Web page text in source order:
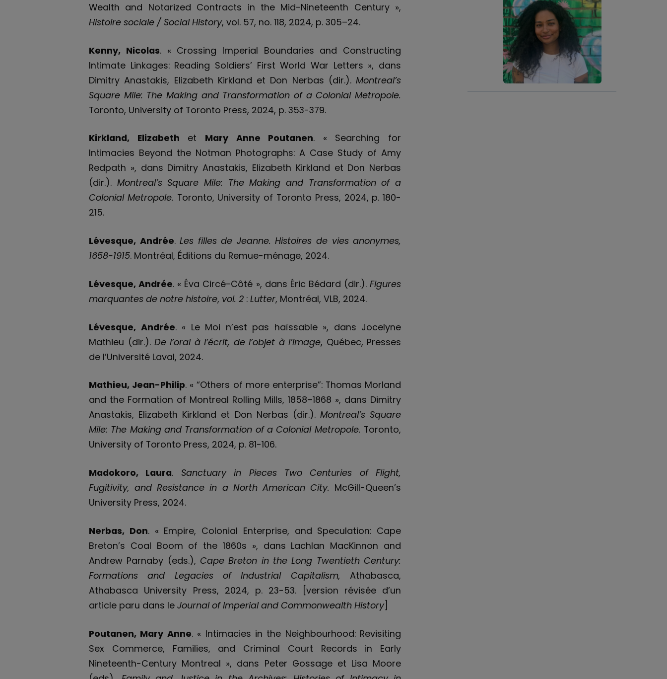
Wealth and Notarized Contracts in the Mid-Nineteenth Century »,
Histoire sociale / Social History, vol. 57, no. 118, 2024, p. 305–24.
Kenny, Nicolas. « Crossing Imperial Boundaries and Constructing
Intimate Linkages: Reading Soldiers’ First World War Letters », dans
Dimitry Anastakis, Elizabeth Kirkland et Don Nerbas (dir.).Montreal’s
Square Mile: The Making and Transformation of a Colonial Metropole.
Toronto, University of Toronto Press, 2024, p. 353-379.
Kirkland, Elizabeth et Mary Anne Poutanen. « Searching for
Intimacies Beyond the Notman Photographs: A Case Study of Amy
Redpath », dans Dimitry Anastakis, Elizabeth Kirkland et Don Nerbas
(dir.). Montreal’s Square Mile: The Making and Transformation of a
Colonial Metropole. Toronto, University of Toronto Press, 2024, p. 180-
215.
Lévesque, Andrée.Les filles de Jeanne. Histoires de vies anonymes,
1658-1915. Montréal, Éditions du Remue-ménage, 2024.
Lévesque, Andrée. « Éva Circé-Côté », dans Éric Bédard (dir.).Figures
marquantes de notre histoire, vol. 2 :Lutter, Montréal, VLB, 2024.
Lévesque, Andrée. « Le Moi n’est pas haïssable », dans Jocelyne
Mathieu (dir.). De l’oral à l’écrit, de l’objet à l’image, Québec, Presses
de l’Université Laval, 2024.
Mathieu, Jean-Philip. « “Others of more enterprise”: Thomas Morland
and the Formation of Montreal Rolling Mills, 1858–1868 », dans Dimitry
Anastakis, Elizabeth Kirkland et Don Nerbas (dir.). Montreal’s Square
Mile: The Making and Transformation of a Colonial Metropole. Toronto,
University of Toronto Press, 2024, p. 81-106.
Madokoro, Laura. Sanctuary in Pieces Two Centuries of Flight,
Fugitivity, and Resistance in a North American City. McGill-Queen’s
University Press, 2024.
Nerbas, Don. « Empire, Colonial Enterprise, and Speculation: Cape
Breton’s Coal Boom of the 1860s », dans Lachlan MacKinnon and
Andrew Parnaby (eds.), Cape Breton in the Long Twentieth Century:
Formations and Legacies of Industrial Capitalism,Athabasca,
Athabasca University Press, 2024, p. 23-53. [version révisée d’un
article paru dans leJournal of Imperial and Commonwealth History]
Poutanen, Mary Anne. « Intimacies in the Neighbourhood: Revisiting
Sex Commerce, Families, and Criminal Court Records in Early
Nineteenth-Century Montreal », dans Peter Gossage et Lisa Moore